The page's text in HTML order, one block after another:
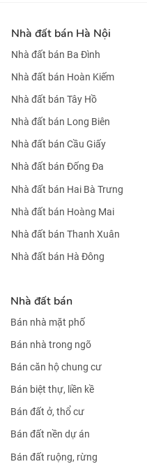
Nhà đất bán Hà Nội
Nhà đất bán Ba Đình
Nhà đất bán Hoàn Kiếm
Nhà đất bán Tây Hồ
Nhà đất bán Long Biên
Nhà đất bán Cầu Giấy
Nhà đất bán Đống Đa
Nhà đất bán Hai Bà Trưng
Nhà đất bán Hoàng Mai
Nhà đất bán Thanh Xuân
Nhà đất bán Hà Đông
Nhà đất bán
Bán nhà mặt phố
Bán nhà trong ngõ
Bán căn hộ chung cư
Bán biệt thự, liền kề
Bán đất ở, thổ cư
Bán đất nền dự án
Bán đất ruộng, rừng